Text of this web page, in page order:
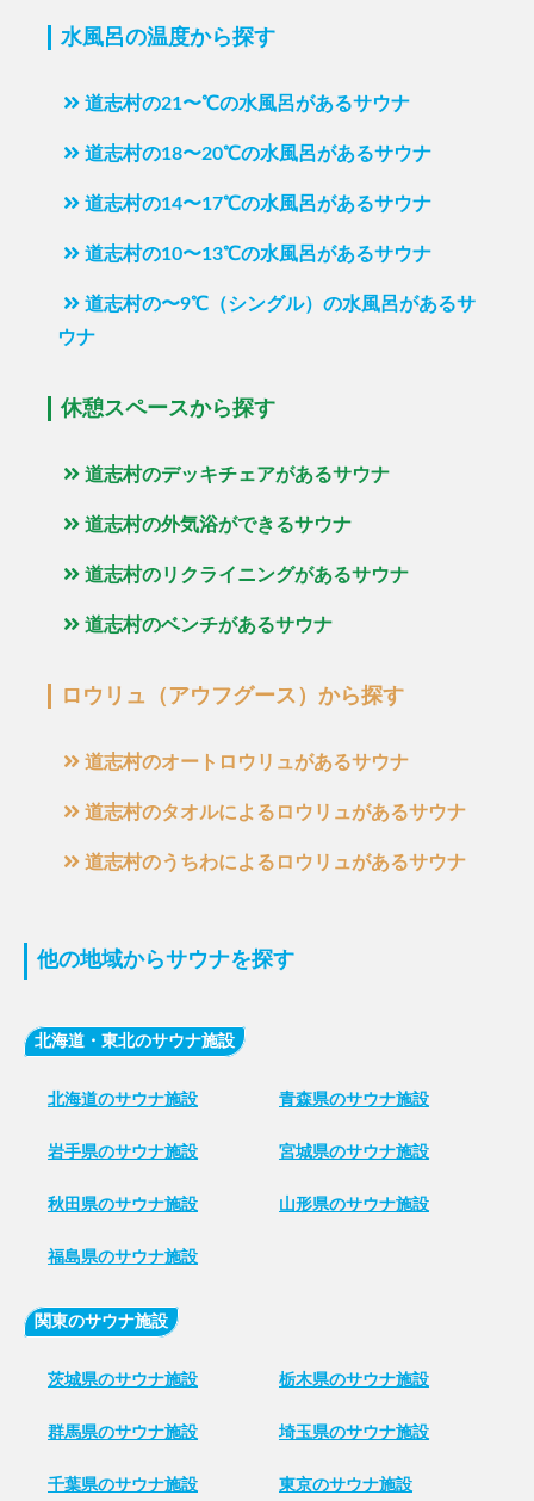
水風呂の温度から探す
道志村の21〜℃の水風呂があるサウナ
道志村の18〜20℃の水風呂があるサウナ
道志村の14〜17℃の水風呂があるサウナ
道志村の10〜13℃の水風呂があるサウナ
道志村の〜9℃（シングル）の水風呂があるサ
ウナ
休憩スペースから探す
道志村のデッキチェアがあるサウナ
道志村の外気浴ができるサウナ
道志村のリクライニングがあるサウナ
道志村のベンチがあるサウナ
ロウリュ（アウフグース）から探す
道志村のオートロウリュがあるサウナ
道志村のタオルによるロウリュがあるサウナ
道志村のうちわによるロウリュがあるサウナ
他の地域からサウナを探す
北海道・東北のサウナ施設
北海道のサウナ施設 青森県のサウナ施設
岩手県のサウナ施設 宮城県のサウナ施設
秋田県のサウナ施設 山形県のサウナ施設
福島県のサウナ施設
関東のサウナ施設
茨城県のサウナ施設 栃木県のサウナ施設
群馬県のサウナ施設 埼玉県のサウナ施設
千葉県のサウナ施設 東京のサウナ施設